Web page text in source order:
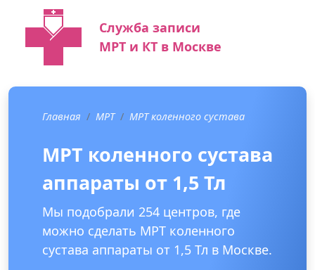
Служба записи
МРТ и КТ в Москве
Главная МРТ МРТ коленного сустава
МРТ коленного сустава
аппараты от 1,5 Тл
Мы подобрали 254 центров, где
можно сделать МРТ коленного
сустава аппараты от 1,5 Тл в Москве.